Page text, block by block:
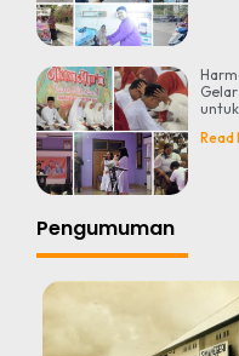
Read
Pengumuman